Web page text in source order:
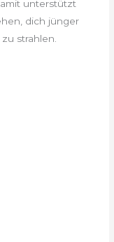
unterstützt
dich jünger
strahlen.